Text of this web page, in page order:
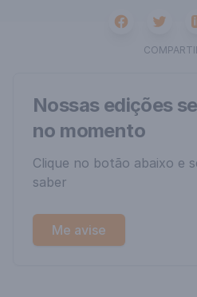
FacebookTwitter
Nossas edições
no momento
Clique no botão abaixo e
saber
Me avise